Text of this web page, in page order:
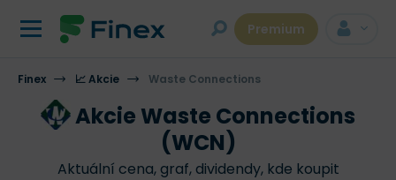
Premium
Finex 📈 Akcie Waste Connections
Akcie Waste Connections
(WCN)
Aktuální cena, graf, dividendy, kde koupit